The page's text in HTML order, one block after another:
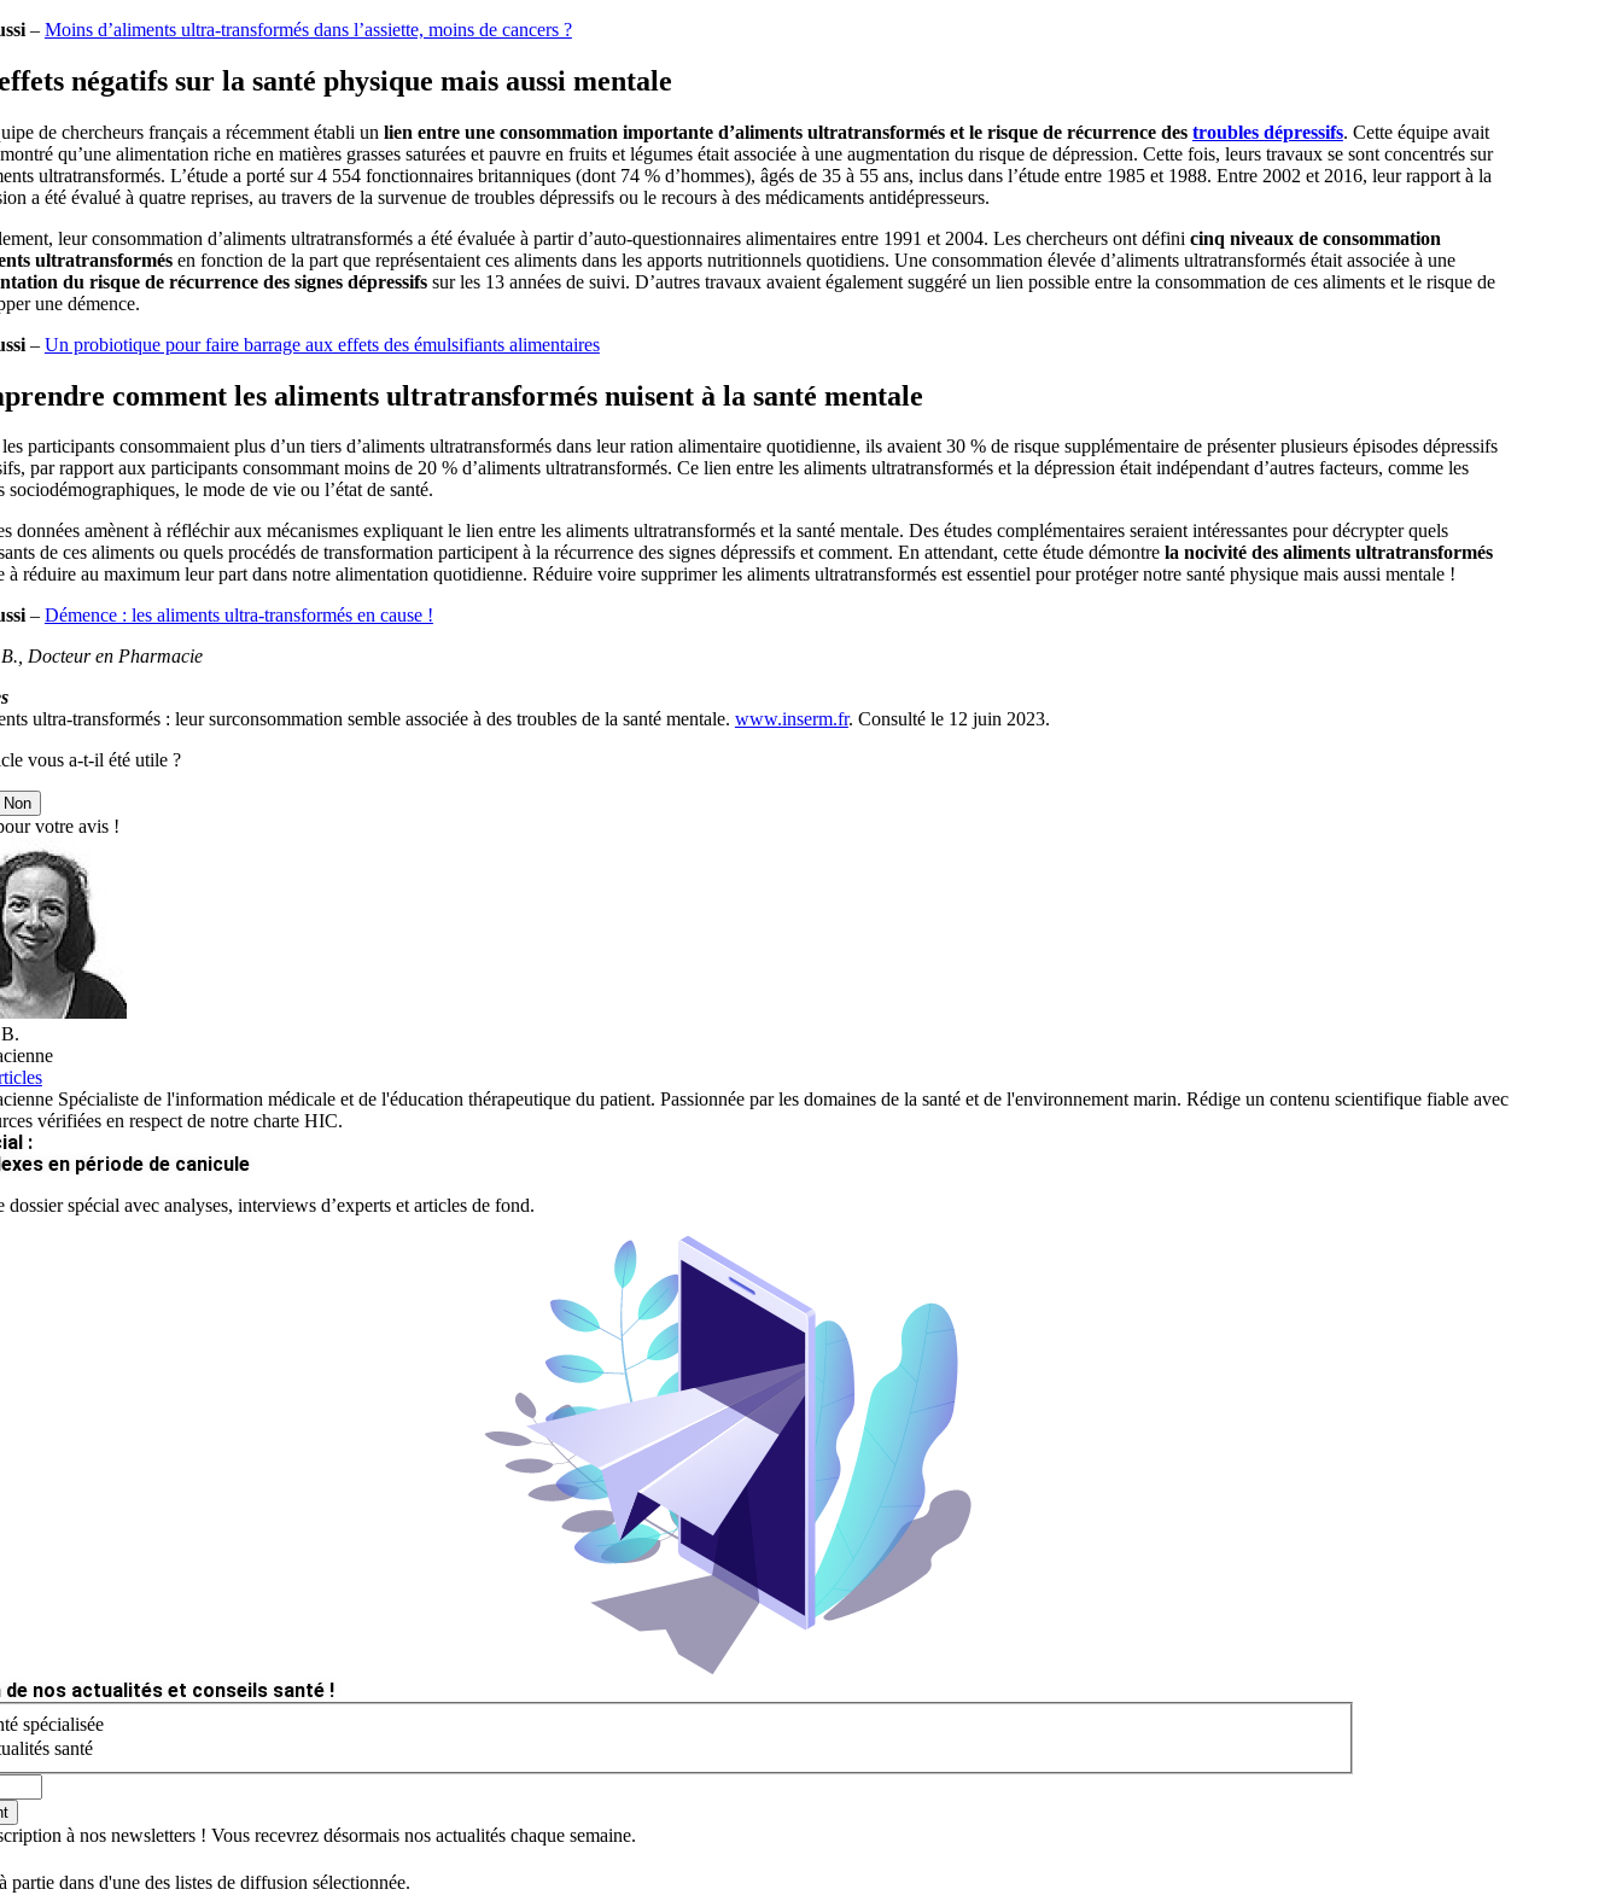
– Moins d’aliments ultra-transformés dans l’assiette, moins de cancers ?
négatifs sur la santé physique mais aussi mentale
de chercheurs français a récemment établi un lien entre une consommation importante d’aliments ultratransformés et le risque de récurrence des troubles dépressifs. Cette équipe avait
qu’une alimentation riche en matières grasses saturées et pauvre en fruits et légumes était associée à une augmentation du risque de dépression. Cette fois, leurs travaux se sont concentrés sur
ultratransformés. L’étude a porté sur 4 554 fonctionnaires britanniques (dont 74 % d’hommes), âgés de 35 à 55 ans, inclus dans l’étude entre 1985 et 1988. Entre 2002 et 2016, leur rapport à la
a été évalué à quatre reprises, au travers de la survenue de troubles dépressifs ou le recours à des médicaments antidépresseurs.
leur consommation d’aliments ultratransformés a été évaluée à partir d’auto-questionnaires alimentaires entre 1991 et 2004. Les chercheurs ont défini cinq niveaux de consommation
ultratransformésen fonction de la part que représentaient ces aliments dans les apports nutritionnels quotidiens. Une consommation élevée d’aliments ultratransformés était associée à une
du risque de récurrence des signes dépressifssur les 13 années de suivi. D’autres travaux avaient également suggéré un lien possible entre la consommation de ces aliments et le risque de
une démence.
– Un probiotique pour faire barrage aux effets des émulsifiants alimentaires
comment les aliments ultratransformés nuisent à la santé mentale
participants consommaient plus d’un tiers d’aliments ultratransformés dans leur ration alimentaire quotidienne, ils avaient 30 % de risque supplémentaire de présenter plusieurs épisodes dépressifs
par rapport aux participants consommant moins de 20 % d’aliments ultratransformés. Ce lien entre les aliments ultratransformés et la dépression était indépendant d’autres facteurs, comme les
sociodémographiques, le mode de vie ou l’état de santé.
données amènent à réfléchir aux mécanismes expliquant le lien entre les aliments ultratransformés et la santé mentale. Des études complémentaires seraient intéressantes pour décrypter quels
de ces aliments ou quels procédés de transformation participent à la récurrence des signes dépressifs et comment. En attendant, cette étude démontre la nocivité des aliments ultratransformés
à réduire au maximum leur part dans notre alimentation quotidienne. Réduire voire supprimer les aliments ultratransformés est essentiel pour protéger notre santé physique mais aussi mentale !
– Démence : les aliments ultra-transformés en cause !
Docteur en Pharmacie
ultra-transformés : leur surconsommation semble associée à des troubles de la santé mentale. www.inserm.fr. Consulté le 12 juin 2023.
vous a-t-il été utile ?
Non
votre avis !
Spécialiste de l'information médicale et de l'éducation thérapeutique du patient. Passionnée par les domaines de la santé et de l'environnement marin. Rédige un contenu scientifique fiable avec
vérifiées en respect de notre charte HIC.
:
en période de canicule
dossier spécial avec analyses, interviews d’experts et articles de fond.
de nos actualités et conseils santé !
spécialisée
santé
à nos newsletters ! Vous recevrez désormais nos actualités chaque semaine.
partie dans d'une des listes de diffusion sélectionnée.